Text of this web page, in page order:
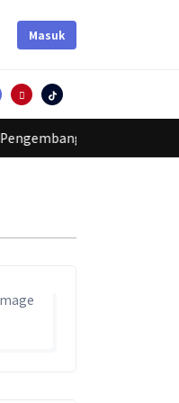
Masuk
Agama Makassar